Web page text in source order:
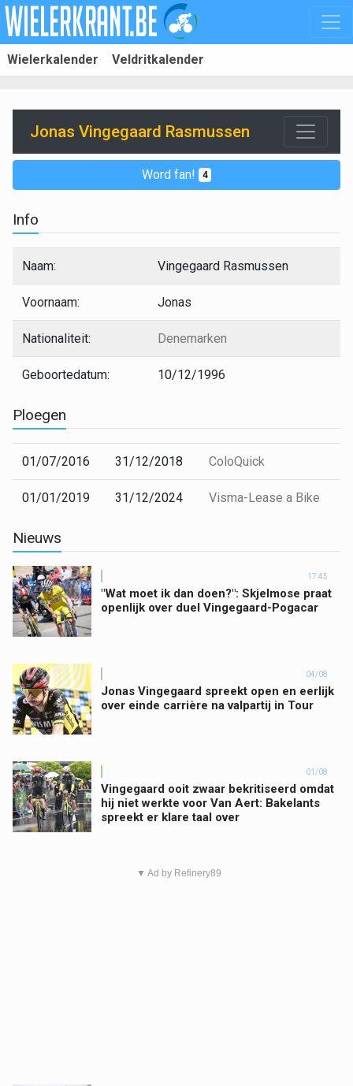
Wielerkalender Veldritkalender
Jonas Vingegaard Rasmussen
Word fan! 4
Info
Naam: Vingegaard Rasmussen
Voornaam: Jonas
Nationaliteit: Denemarken
Geboortedatum: 10/12/1996
Ploegen
01/07/2016 31/12/2018 ColoQuick
01/01/2019 31/12/2024 Visma-Lease a Bike
Nieuws
17:45
"Wat moet ik dan doen?": Skjelmose praat
openlijk over duel Vingegaard-Pogacar
04/08
Jonas Vingegaard spreekt open en eerlijk
over einde carrière na valpartij in Tour
01/08
Vingegaard ooit zwaar bekritiseerd omdat
hij niet werkte voor Van Aert: Bakelants
spreekt er klare taal over
▼ Ad by Refinery89